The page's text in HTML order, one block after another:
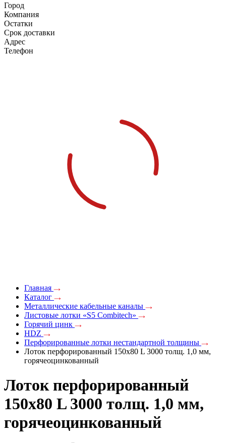
Город
Компания
Остатки
Срок доставки
Адрес
Телефон
Главная
Каталог
Металлические кабельные каналы
Листовые лотки «S5 Combitech»
Горячий цинк
HDZ
Перфорированные лотки нестандартной толщины
Лоток перфорированный 150х80 L 3000 толщ. 1,0 мм,
горячеоцинкованный
Лоток перфорированный
150х80 L 3000 толщ. 1,0 мм,
горячеоцинкованный